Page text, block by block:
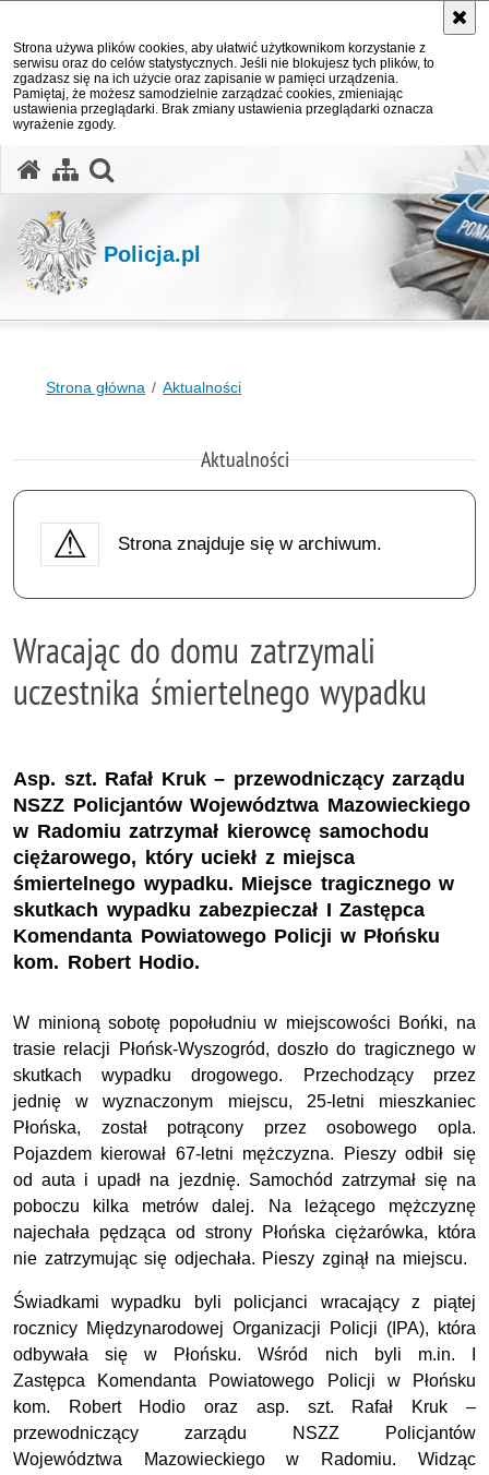
Strona używa plików cookies, aby ułatwić użytkownikom korzystanie z
serwisu oraz do celów statystycznych. Jeśli nie blokujesz tych plików, to
zgadzasz się na ich użycie oraz zapisanie w pamięci urządzenia.
Pamiętaj, że możesz samodzielnie zarządzać cookies, zmieniając
ustawienia przeglądarki. Brak zmiany ustawienia przeglądarki oznacza
wyrażenie zgody.
Policja.pl
Strona główna Aktualności
Aktualności
Strona znajduje się w archiwum.
Wracając do domu zatrzymali
uczestnika śmiertelnego wypadku
Asp. szt. Rafał Kruk – przewodniczący zarządu
NSZZ Policjantów Województwa Mazowieckiego
w Radomiu zatrzymał kierowcę samochodu
ciężarowego, który uciekł z miejsca
śmiertelnego wypadku. Miejsce tragicznego w
skutkach wypadku zabezpieczał I Zastępca
Komendanta Powiatowego Policji w Płońsku
kom. Robert Hodio.
W minioną sobotę popołudniu w miejscowości Bońki, na
trasie relacji Płońsk-Wyszogród, doszło do tragicznego w
skutkach wypadku drogowego. Przechodzący przez
jednię w wyznaczonym miejscu, 25-letni mieszkaniec
Płońska, został potrącony przez osobowego opla.
Pojazdem kierował 67-letni mężczyzna. Pieszy odbił się
od auta i upadł na jezdnię. Samochód zatrzymał się na
poboczu kilka metrów dalej. Na leżącego mężczyznę
najechała pędząca od strony Płońska ciężarówka, która
nie zatrzymując się odjechała. Pieszy zginął na miejscu.
Świadkami wypadku byli policjanci wracający z piątej
rocznicy Międzynarodowej Organizacji Policji (IPA), która
odbywała się w Płońsku. Wśród nich byli m.in. I
Zastępca Komendanta Powiatowego Policji w Płońsku
kom. Robert Hodio oraz asp. szt. Rafał Kruk –
przewodniczący zarządu NSZZ Policjantów
Województwa Mazowieckiego w Radomiu. Widząc